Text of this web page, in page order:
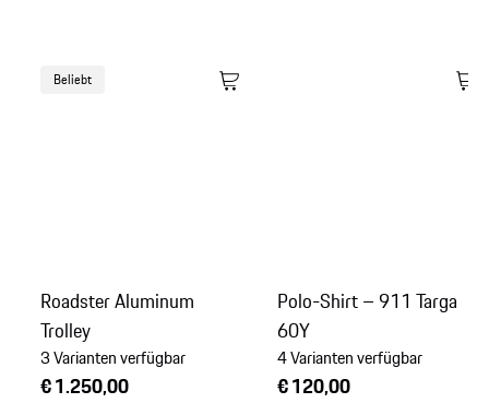
Beliebt
Roadster Aluminum
Trolley
3 Varianten verfügbar
€ 1.250,00
Polo-Shirt – 911 Targa
60Y
4 Varianten verfügbar
€ 120,00